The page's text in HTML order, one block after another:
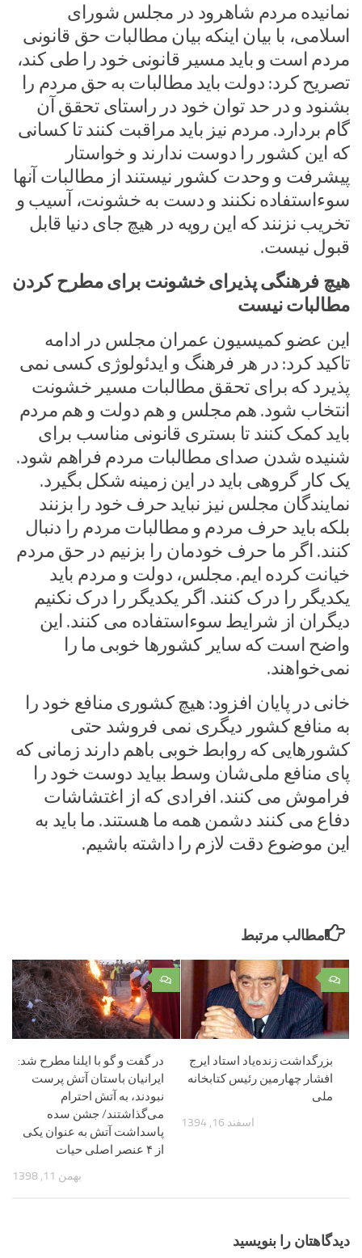
نمانیده مردم شاهرود در مجلس شورای
اسلامی، با بیان اینکه بیان مطالبات حق قانونی
مردم است و باید مسیر قانونی خود را طی کند،
تصریح کرد: دولت باید مطالبات به حق مردم را
بشنود و در حد توان خود در راستای تحقق آن
گام بردارد. مردم نیز باید مراقبت کنند تا کسانی
که این کشور را دوست ندارند و خواستار
پیشرفت و وحدت کشور نیستند از مطالبات آنها
سوءاستفاده نکنند و دست به خشونت، آسیب و
تخریب نزنند که این رویه در هیچ جای دنیا قابل
قبول نیست.
هیچ فرهنگی پذیرای خشونت برای مطرح کردن
مطالبات نیست
این عضو کمیسیون عمران مجلس در ادامه
تاکید کرد: در هر فرهنگ و ایدئولوژی کسی نمی
پذیرد که برای تحقق مطالبات مسیر خشونت
انتخاب شود. هم مجلس و هم دولت و هم مردم
باید کمک کنند تا بستری قانونی مناسب برای
شنیده شدن صدای مطالبات مردم فراهم شود.
یک کار گروهی باید در این زمینه شکل بگیرد.
نمایندگان مجلس نیز نباید حرف خود را بزنند
بلکه باید حرف مردم و مطالبات مردم را دنبال
کنند. اگر ما حرف خودمان را بزنیم در حق مردم
خیانت کرده ایم. مجلس، دولت و مردم باید
یکدیگر را درک کنند. اگر یکدیگر را درک نکنیم
دیگران از شرایط سوءاستفاده می کنند. این
واضح است که سایر کشورها خوبی ما را
نمی‌خواهند.
خانی در پایان افزود: هیچ کشوری منافع خود را
به منافع کشور دیگری نمی فروشد حتی
کشورهایی که روابط خوبی باهم دارند زمانی که
پای منافع ملی‌شان وسط بیاید دوست خود را
فراموش می کنند. افرادی که از اغتشاشات
دفاع می کنند دشمن همه ما هستند. ما باید به
این موضوع دقت لازم را داشته باشیم.
مطالب مرتبط
۰
در گفت و گو با ایلنا مطرح شد:
ایرانیان باستان آتش پرست
نبودند، به آتش احترام
می‌گذاشتند/ جشن سده
پاسداشت آتش به عنوان یکی
از ۴ عنصر اصلی حیات
بهمن 11, 1398
۰
بزرگداشت زنده‌یاد استاد ایرج
افشار چهارمین رئیس کتابخانه
ملی
اسفند 16, 1394
دیدگاهتان را بنویسید